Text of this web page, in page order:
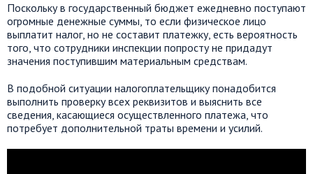
Поскольку в государственный бюджет ежедневно поступают
огромные денежные суммы, то если физическое лицо
выплатит налог, но не составит платежку, есть вероятность
того, что сотрудники инспекции попросту не придадут
значения поступившим материальным средствам.
В подобной ситуации налогоплательщику понадобится
выполнить проверку всех реквизитов и выяснить все
сведения, касающиеся осуществленного платежа, что
потребует дополнительной траты времени и усилий.